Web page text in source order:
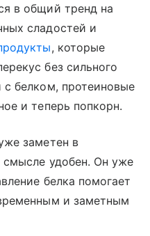
в общий тренд на
сладостей и
, которые
без сильного
белком, протеиновые
и теперь попкорн.
заметен в
удобен. Он уже
белка помогает
и заметным